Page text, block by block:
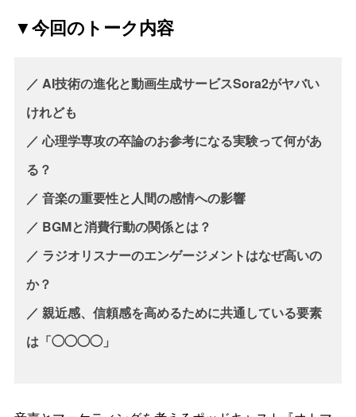
▼今回のトーク内容
／ AI技術の進化と動画生成サービスSora2がヤバい
けれども
／ 心理学専攻の卒論のお参考になる実験って何があ
る？
／ 音楽の重要性と人間の感情への影響
／ BGMと消費行動の関係とは？
／ ラジオリスナーのエンゲージメントはなぜ高いの
か？
／ 親近感、信頼感を高めるために共通している要素
は「◯◯◯◯」